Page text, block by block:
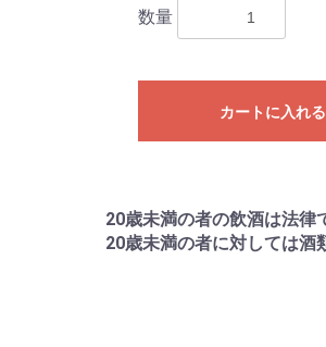
数量
カートに入れる
20歳未満の者の飲酒は法律
20歳未満の者に対しては酒